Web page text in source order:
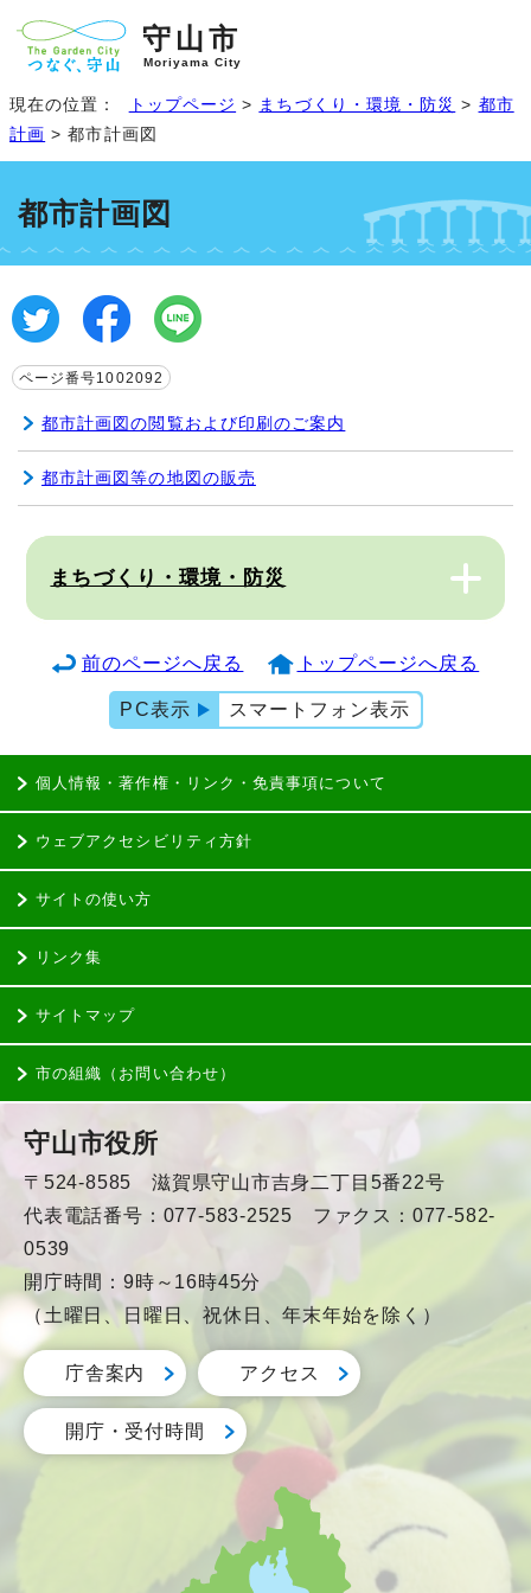
守山市
Moriyama City
現在の位置： トップページ > まちづくり・環境・防災 > 都市
計画 > 都市計画図
都市計画図
ページ番号1002092
都市計画図の閲覧および印刷のご案内
都市計画図等の地図の販売
まちづくり・環境・防災
前のページへ戻る トップページへ戻る
PC表示 スマートフォン表示
個人情報・著作権・リンク・免責事項について
ウェブアクセシビリティ方針
サイトの使い方
リンク集
サイトマップ
市の組織（お問い合わせ）
守山市役所
〒524-8585 滋賀県守山市吉身二丁目5番22号
代表電話番号：077-583-2525 ファクス：077-582-
0539
開庁時間：9時～16時45分
（土曜日、日曜日、祝休日、年末年始を除く）
庁舎案内 アクセス
開庁・受付時間